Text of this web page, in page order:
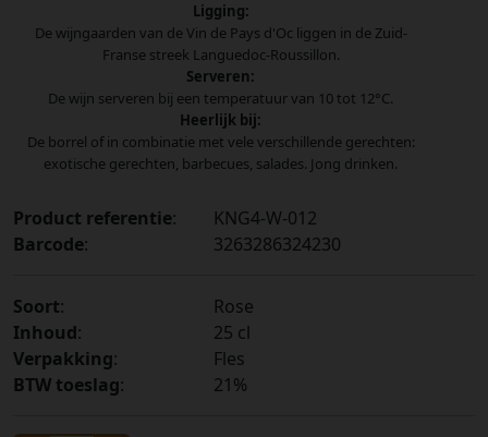
Ligging:
De wijngaarden van de Vin de Pays d'Oc liggen in de Zuid-
Franse streek Languedoc-Roussillon.
Serveren:
De wijn serveren bij een temperatuur van 10 tot 12°C.
Heerlijk bij:
De borrel of in combinatie met vele verschillende gerechten:
exotische gerechten, barbecues, salades. Jong drinken.
Product referentie:
KNG4-W-012
Barcode: 3263286324230
Soort:
Rose
Inhoud:
25 cl
Verpakking:
Fles
BTW toeslag: 21%